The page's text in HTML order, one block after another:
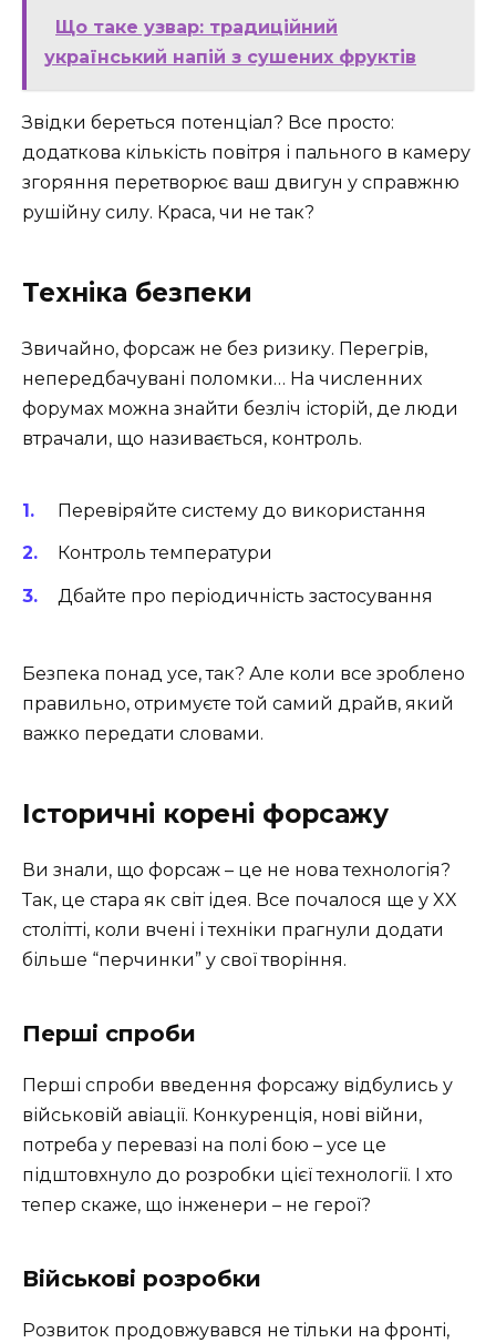
Що таке узвар: традиційний
український напій з сушених фруктів
Звідки береться потенціал? Все просто:
додаткова кількість повітря і пального в камеру
згоряння перетворює ваш двигун у справжню
рушійну силу. Краса, чи не так?
Техніка безпеки
Звичайно, форсаж не без ризику. Перегрів,
непередбачувані поломки… На численних
форумах можна знайти безліч історій, де люди
втрачали, що називається, контроль.
Перевіряйте систему до використання
Контроль температури
Дбайте про періодичність застосування
Безпека понад усе, так? Але коли все зроблено
правильно, отримуєте той самий драйв, який
важко передати словами.
Історичні корені форсажу
Ви знали, що форсаж – це не нова технологія?
Так, це стара як світ ідея. Все почалося ще у XX
столітті, коли вчені і техніки прагнули додати
більше “перчинки” у свої творіння.
Перші спроби
Перші спроби введення форсажу відбулись у
військовій авіації. Конкуренція, нові війни,
потреба у перевазі на полі бою – усе це
підштовхнуло до розробки цієї технології. І хто
тепер скаже, що інженери – не герої?
Військові розробки
Розвиток продовжувався не тільки на фронті,